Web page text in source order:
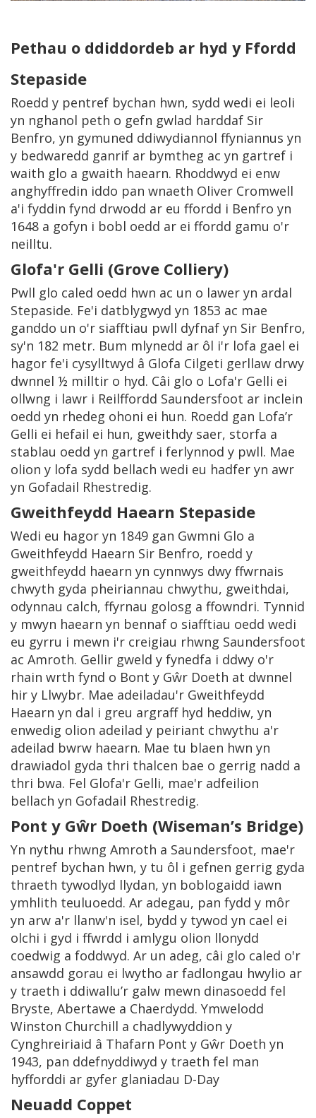
Pethau o ddiddordeb ar hyd y Ffordd
Stepaside
Roedd y pentref bychan hwn, sydd wedi ei leoli
yn nghanol peth o gefn gwlad harddaf Sir
Benfro, yn gymuned ddiwydiannol ffyniannus yn
y bedwaredd ganrif ar bymtheg ac yn gartref i
waith glo a gwaith haearn. Rhoddwyd ei enw
anghyffredin iddo pan wnaeth Oliver Cromwell
a'i fyddin fynd drwodd ar eu ffordd i Benfro yn
1648 a gofyn i bobl oedd ar ei ffordd gamu o'r
neilltu.
Glofa'r Gelli (Grove Colliery)
Pwll glo caled oedd hwn ac un o lawer yn ardal
Stepaside. Fe'i datblygwyd yn 1853 ac mae
ganddo un o'r siafftiau pwll dyfnaf yn Sir Benfro,
sy'n 182 metr. Bum mlynedd ar ôl i'r lofa gael ei
hagor fe'i cysylltwyd â Glofa Cilgeti gerllaw drwy
dwnnel ½ milltir o hyd. Câi glo o Lofa'r Gelli ei
ollwng i lawr i Reilffordd Saundersfoot ar inclein
oedd yn rhedeg ohoni ei hun. Roedd gan Lofa’r
Gelli ei hefail ei hun, gweithdy saer, storfa a
stablau oedd yn gartref i ferlynnod y pwll. Mae
olion y lofa sydd bellach wedi eu hadfer yn awr
yn Gofadail Rhestredig.
Gweithfeydd Haearn Stepaside
Wedi eu hagor yn 1849 gan Gwmni Glo a
Gweithfeydd Haearn Sir Benfro, roedd y
gweithfeydd haearn yn cynnwys dwy ffwrnais
chwyth gyda pheiriannau chwythu, gweithdai,
odynnau calch, ffyrnau golosg a ffowndri. Tynnid
y mwyn haearn yn bennaf o siafftiau oedd wedi
eu gyrru i mewn i'r creigiau rhwng Saundersfoot
ac Amroth. Gellir gweld y fynedfa i ddwy o'r
rhain wrth fynd o Bont y Gŵr Doeth at dwnnel
hir y Llwybr. Mae adeiladau'r Gweithfeydd
Haearn yn dal i greu argraff hyd heddiw, yn
enwedig olion adeilad y peiriant chwythu a'r
adeilad bwrw haearn. Mae tu blaen hwn yn
drawiadol gyda thri thalcen bae o gerrig nadd a
thri bwa. Fel Glofa'r Gelli, mae'r adfeilion
bellach yn Gofadail Rhestredig.
Pont y Gŵr Doeth (Wiseman’s Bridge)
Yn nythu rhwng Amroth a Saundersfoot, mae'r
pentref bychan hwn, y tu ôl i gefnen gerrig gyda
thraeth tywodlyd llydan, yn boblogaidd iawn
ymhlith teuluoedd. Ar adegau, pan fydd y môr
yn arw a'r llanw'n isel, bydd y tywod yn cael ei
olchi i gyd i ffwrdd i amlygu olion llonydd
coedwig a foddwyd. Ar un adeg, câi glo caled o'r
ansawdd gorau ei lwytho ar fadlongau hwylio ar
y traeth i ddiwallu’r galw mewn dinasoedd fel
Bryste, Abertawe a Chaerdydd. Ymwelodd
Winston Churchill a chadlywyddion y
Cynghreiriaid â Thafarn Pont y Gŵr Doeth yn
1943, pan ddefnyddiwyd y traeth fel man
hyfforddi ar gyfer glaniadau D-Day
Neuadd Coppet